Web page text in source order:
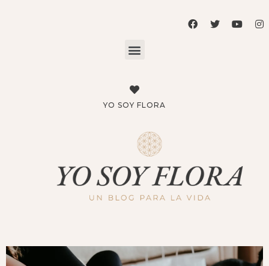
YO SOY FLORA